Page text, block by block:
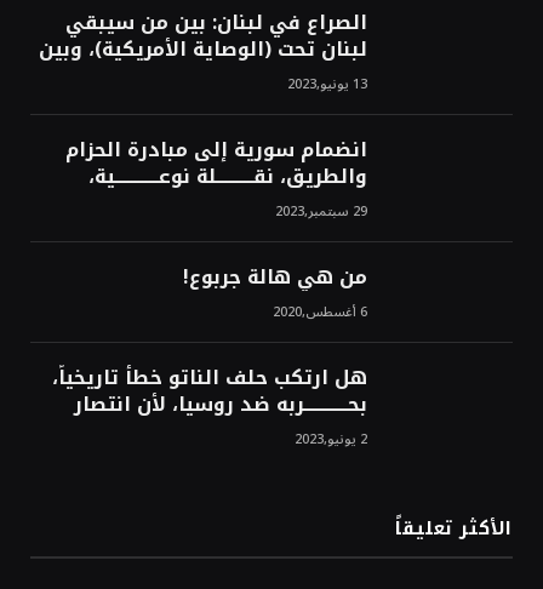
الصراع في لبنان: بين من سيبقي
لبنان تحت (الوصاية الأمريكية)، وبين
من سيخرج لبنان من النفق الغربي!
محمد محسن13 يونيو,2023
انضمام سورية إلى مبادرة الحزام
والطريق، نقــــــــــلة نوعــــــــــــية،
استراتيجية، تاريخية، نهائية، نحو
الشرق!محمد محسن29 سبتمبر,2023
من هي هالة جربوع!
6 أغسطس,2020
هل ارتكب حلف الناتو خطأً تاريخياً،
بحــــــــــــربه ضد روسيا، لأن انتصار
روسيا الحتمي، سيفتت الناتو!محمد
محسن 2 يونيو,2023
الأكثر تعليقاً